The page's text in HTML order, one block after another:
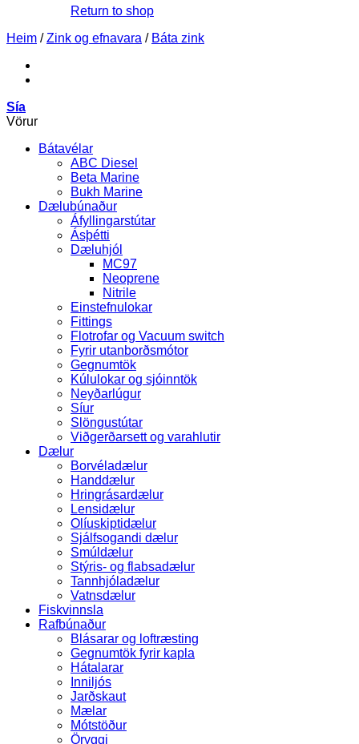
Return to shop
Heim / Zink og efnavara / Báta zink
Sía
Vörur
Bátavélar
ABC Diesel
Beta Marine
Bukh Marine
Dælubúnaður
Áfyllingarstútar
Ásþétti
Dæluhjól
MC97
Neoprene
Nitrile
Einstefnulokar
Fittings
Flotrofar og Vacuum switch
Fyrir utanborðsmótor
Gegnumtök
Kúlulokar og sjóinntök
Neyðarlúgur
Síur
Slöngustútar
Viðgerðarsett og varahlutir
Dælur
Borvéladælur
Handdælur
Hringrásardælur
Lensidælur
Olíuskiptidælur
Sjálfsogandi dælur
Smúldælur
Stýris- og flabsadælur
Tannhjóladælur
Vatnsdælur
Fiskvinnsla
Rafbúnaður
Blásarar og loftræsting
Gegnumtök fyrir kapla
Hátalarar
Inniljós
Jarðskaut
Mælar
Mótstöður
Öryggi